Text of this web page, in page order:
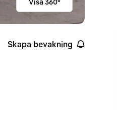
Visa 360°
Skapa bevakning